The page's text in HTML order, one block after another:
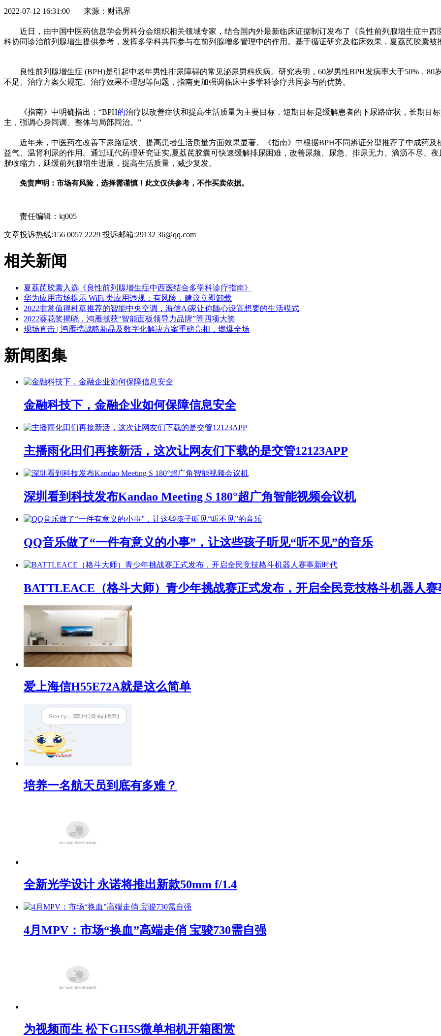
2022-07-12 16:31:00 来源：财讯界
近 日，由中国中医药信息学会男科分会组织相关领域专家，结合国内外最新临床证据制订发布了《良性前列腺增生症中西
科协同诊治前列腺增生提供参考，发挥多学科共同参与在前列腺增多管理中的作用。基于循证研究及临床效果，夏荔芪胶囊被
良性前列腺增生症 (BPH)是引起中老年男性排尿障碍的常见泌尿男科疾病。研究表明，60岁男性BPH发病率大于50%，80
不足、治疗方案欠规范、治疗效果不理想等问题，指南更加强调临床中多学科诊疗共同参与的优势。
《指南》中明确指出：“BPH的治疗以改善症状和提高生活质量为主要目标 ， 短期目标是缓解患者的下尿路症状，长期目
主，强调心身同调、整体与局部同治。”
近年来，中医药在改善下尿路症状、提高患者生活质量方面效果显著。《指南》中根据BPH不同辨证分型推荐了中成药
益气、温肾利尿的作用。通过现代药理研究证实,夏荔芪胶囊可快速缓解排尿困难，改善尿频、尿急、排尿无力、滴沥不尽、
胱收缩力，延缓前列腺增生进展，提高生活质量，减少复发。
免责声明：市场有风险，选择需谨慎！此文仅供参考，不作买卖依据。
责任编辑：kj005
文章投诉热线:156 0057 2229 投诉邮箱:29132 36@qq.com
相关新闻
夏荔芪胶囊入选《良性前列腺增生症中西医结合多学科诊疗指南》
华为应用市场提示 WiFi 类应用违规：有风险，建议立即卸载
2022非常值得种草推荐的智能中央空调，海信Ai家让你随心设置想要的生活模式
2022葵花奖揭晓，鸿雁揽获“智能面板领导力品牌”等四项大奖
现场直击 | 鸿雁携战略新品及数字化解决方案重磅亮相，燃爆全场
新闻图集
金融科技下，金融企业如何保障信息安全
主播雨化田们再接新活，这次让网友们下载的是交管12123APP
深圳看到科技发布Kandao Meeting S 180°超广角智能视频会议机
QQ音乐做了“一件有意义的小事”，让这些孩子听见“听不见”的音乐
BATTLEACE（格斗大师）青少年挑战赛正式发布，开启全民竞技格斗机器人赛
爱上海信H55E72A就是这么简单
培养一名航天员到底有多难？
全新光学设计 永诺将推出新款50mm f/1.4
4月MPV：市场“换血”高端走俏 宝骏730需自强
为视频而生 松下GH5S微单相机开箱图赏